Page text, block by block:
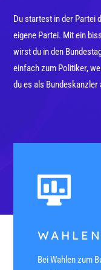
Du startest in der Partei
eigene Partei. Mit ein
wirst du in den
einfach zum Politiker,
du es als Bundeskanzler
WAHLEN
Bei Wahlen zum